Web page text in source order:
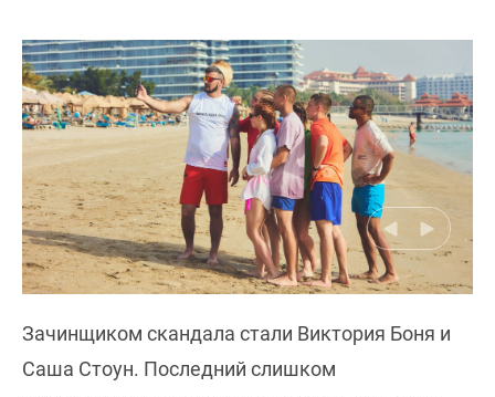
Зачинщиком скандала стали Виктория Боня и
Саша Стоун. Последний слишком